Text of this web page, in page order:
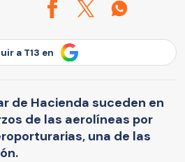
a T13 en
de Hacienda suceden en
de las aerolíneas por
una de las